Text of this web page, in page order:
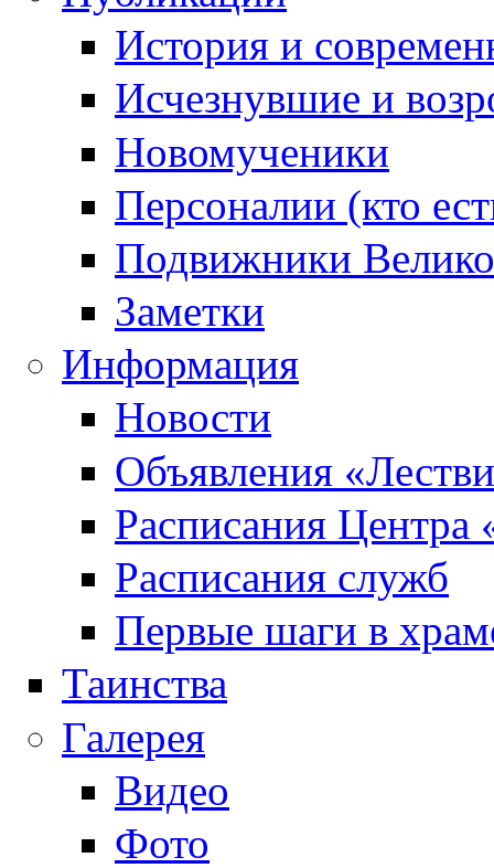
История и
Исчезнувшие и
Новомученики
Персоналии (кто
Подвижники
Заметки
Информация
Новости
Объявления
Расписания Центра
Расписания служб
Первые шаги в
Таинства
Галерея
Видео
Фото